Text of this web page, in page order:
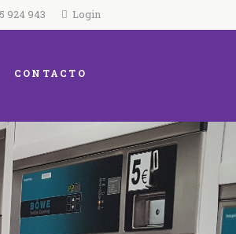
924 943 Login
CONTACTO